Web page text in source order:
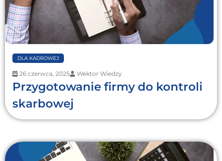
DLA KADROWEJ
26 czerwca, 2025 Wektor Wiedzy
Przygotowanie firmy do kontroli
skarbowej